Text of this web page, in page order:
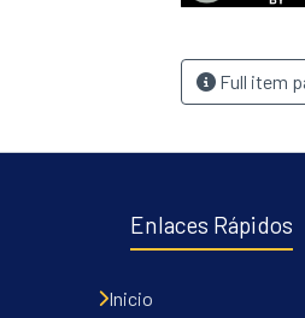
Full item
Enlaces Rápidos
Inicio